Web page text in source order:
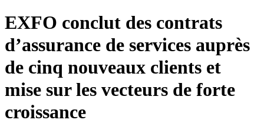
Soutien
Services
Acheter
Ressources
Contactez-
nous
S'enregistrer
Se
connecter
EXFO conclut des contrats
d’assurance de services auprès
de cinq nouveaux clients et
mise sur les vecteurs de forte
croissance